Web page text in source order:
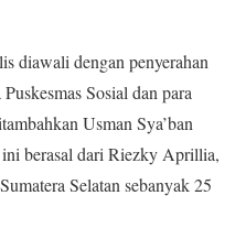
diawali dengan penyerahan
Sosial dan para
Usman Sya’ban
berasal dari Riezky Aprillia,
Selatan sebanyak 25